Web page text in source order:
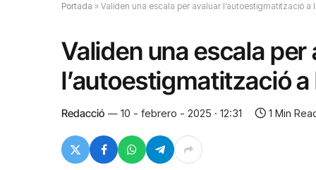
Portada » Validen una escala per avaluar l’autoestigmatització a
Validen una escala per
l’autoestigmatització a
Redacció 10 - febrero - 2025 · 12:31 1 Min